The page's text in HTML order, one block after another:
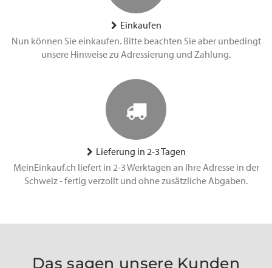
Einkaufen
Nun können Sie einkaufen. Bitte beachten Sie aber unbedingt
unsere Hinweise zu Adressierung und Zahlung.
Lieferung in 2-3 Tagen
MeinEinkauf.ch liefert in 2-3 Werktagen an Ihre Adresse in der
Schweiz - fertig verzollt und ohne zusätzliche Abgaben.
Das sagen unsere Kunden